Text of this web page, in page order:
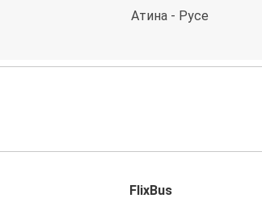
Атина - Русе
FlixBus